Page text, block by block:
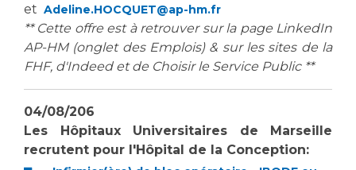
Culture à l'hôpital
Laïcité et cultes
Les associations
Salon des familles
Transports sanitaires
Vos droits, vos devoirs
Chercheurs
Les structures de recherche
Écoles et Instituts de Formation
et Adeline.HOCQUET@ap-hm.fr
** Cette offre est à retrouver sur la page LinkedIn
AP-HM (onglet des Emplois) & sur les sites de la
FHF, d'Indeed et de Choisir le Service Public **
04/08/206
Les Hôpitaux Universitaires de Marseille
recrutent pour l'Hôpital de la Conception: